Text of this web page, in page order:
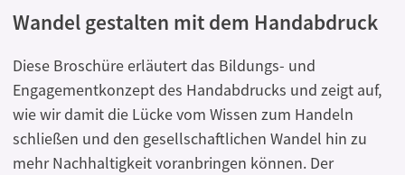
Wandel gestalten mit dem Handabdruck
Diese Broschüre erläutert das Bildungs- und
Engagementkonzept des Handabdrucks und zeigt auf,
wie wir damit die Lücke vom Wissen zum Handeln
schließen und den gesellschaftlichen Wandel hin zu
mehr Nachhaltigkeit voranbringen können. Der